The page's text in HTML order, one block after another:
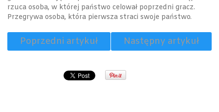
rzuca osoba, w której państwo celował poprzedni gracz.
Przegrywa osoba, która pierwsza straci swoje państwo.
Poprzedni artykuł Następny artykuł